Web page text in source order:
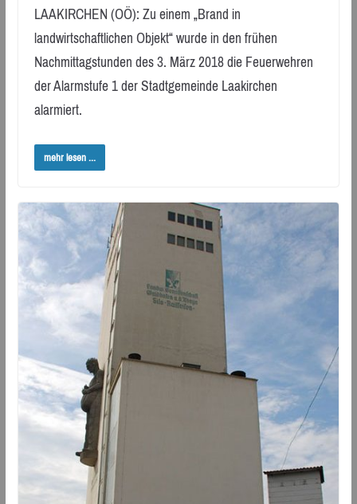
LAAKIRCHEN (OÖ): Zu einem „Brand in
landwirtschaftlichen Objekt“ wurde in den frühen
Nachmittagstunden des 3. März 2018 die Feuerwehren
der Alarmstufe 1 der Stadtgemeinde Laakirchen
alarmiert.
mehr lesen ...